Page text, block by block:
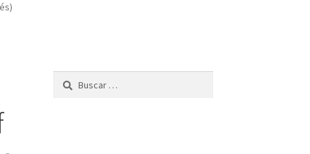
Buscar: